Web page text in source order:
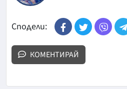
Сподели:
КОМЕНТИРАЙ